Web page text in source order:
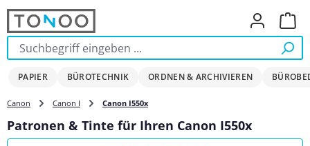
Zum Hauptinhalt springen
PAPIER BÜROTECHNIK ORDNEN & ARCHIVIEREN
Canon Canon I Canon I550x
Patronen & Tinte für Ihren Canon I550x